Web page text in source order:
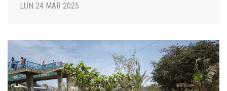
LUN 24 MAR 2025